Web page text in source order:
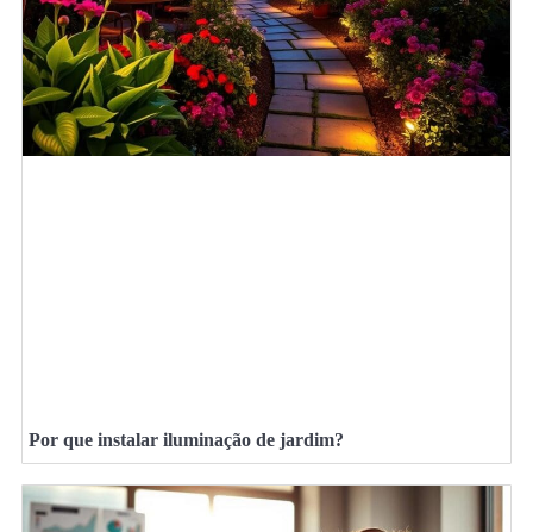
Por que instalar iluminação de jardim?